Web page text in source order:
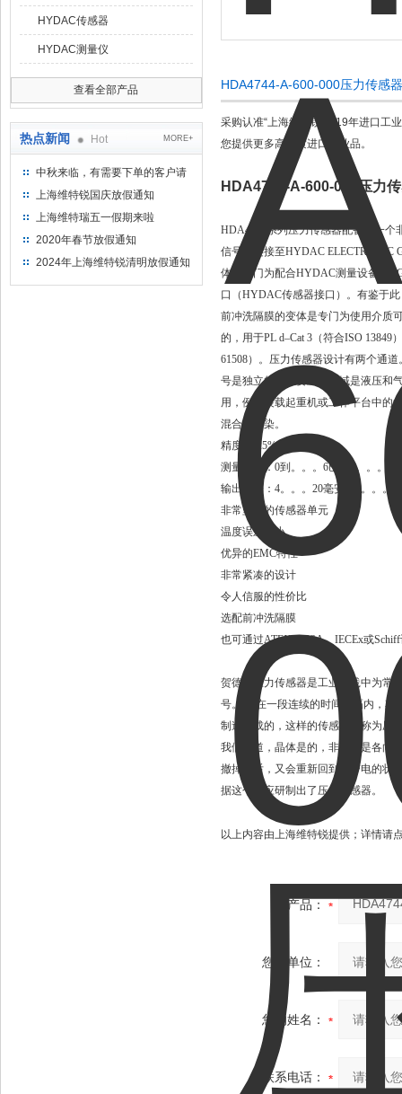
HYDAC传感器
HYDAC测量仪
查看全部产品
热点新闻 Hot MORE+
中秋来临，有需要下单的客户请
提前下单
上海维特锐国庆放假通知
上海维特瑞五一假期来啦
2020年春节放假通知
2024年上海维特锐清明放假通知
HDA4744-A-600-000压力传感
采购认准“上海维特锐"，19年进口工
您提供更多高品质进口工业品。
HDA4744-A-600-000压力
HDA4700系列压力传感器配备了一个
信号可连接至HYDAC ELECTRONIC
体是专门为配合HYDAC测量设备
口（HYDAC传感器接口）。有鉴于
前冲洗隔膜的变体是专门为使用介质
的，用于PL d–Cat 3（符合ISO
61508）。压力传感器设计有两个通
号是独立的。主要应用领域是液压和
用，例如装载起重机或工作平台中的
混合或污染。
精度±0.25%FS型。
测量范围：0到。。。6巴和0。。。
输出信号：4。。。20毫安，0。。。
非常坚固的传感器单元
温度误差很小
优异的EMC特性
非常紧凑的设计
令人信服的性价比
选配前冲洗隔膜
也可通过ATEX、CSA、IECEx或
贺德克压力传感器是工业实践中为常
号。 或在一段连续的时间间隔内，其
制造而成的，这样的传感器也称为压
我们知道，晶体是的，非晶体是各向
撤掉之后，又会重新回到不带电的状
据这个效应研制出了压力传感器。
以上内容由上海维特锐提供；详情请
产品：
您的单位：
您的姓名：
联系电话：